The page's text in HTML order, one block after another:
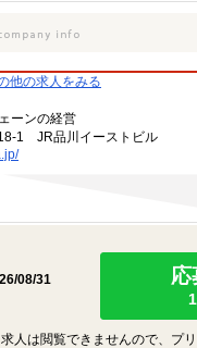
他の求人をみる
ーンの経営
1 JR品川イーストビル
08/31
応
人は閲覧できませんので、プ